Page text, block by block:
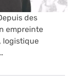
des
empreinte
logistique